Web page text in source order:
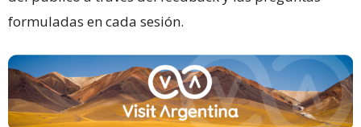
formuladas en cada sesión.